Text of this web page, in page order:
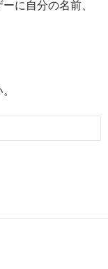
に自分の名前、